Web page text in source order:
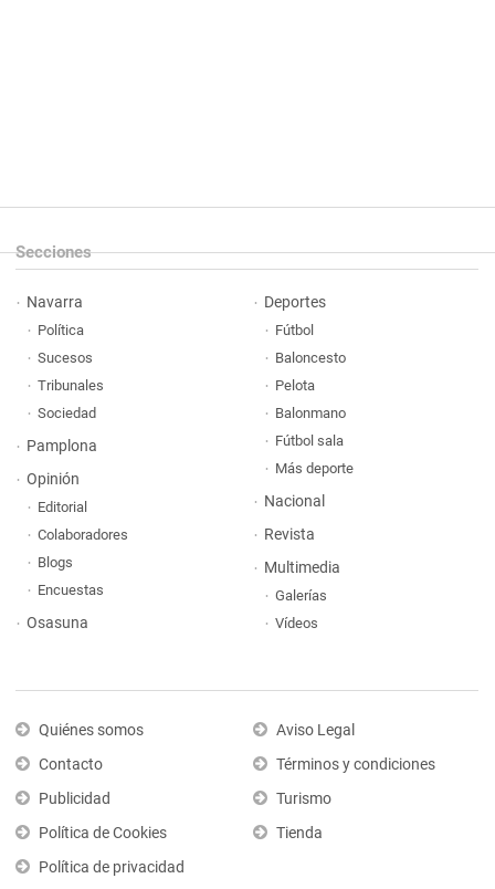
Secciones
Navarra
Política
Sucesos
Tribunales
Sociedad
Pamplona
Opinión
Editorial
Colaboradores
Blogs
Encuestas
Osasuna
Deportes
Fútbol
Baloncesto
Pelota
Balonmano
Fútbol sala
Más deporte
Nacional
Revista
Multimedia
Galerías
Vídeos
Quiénes somos
Contacto
Publicidad
Política de Cookies
Política de privacidad
Aviso Legal
Términos y condiciones
Turismo
Tienda